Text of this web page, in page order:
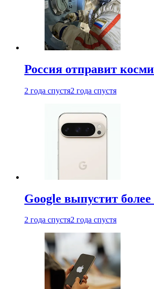
Россия отправит
2 года спустя2 года спустя
Google выпустит
2 года спустя2 года спустя